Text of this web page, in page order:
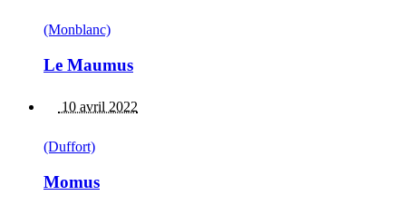
(Monblanc)
Le Maumus
10 avril 2022
(Duffort)
Momus